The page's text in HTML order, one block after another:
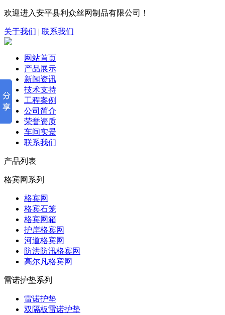
欢迎进入安平县利众丝网制品有限公司！
关于我们 | 联系我们
网站首页
产品展示
新闻资讯
技术支持
工程案例
公司简介
荣誉资质
车间实景
联系我们
产品列表
格宾网系列
格宾网
格宾石笼
格宾网箱
护岸格宾网
河道格宾网
防洪防汛格宾网
高尔凡格宾网
雷诺护垫系列
雷诺护垫
双隔板雷诺护垫